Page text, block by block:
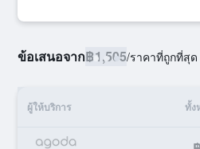
ข้อเสนอจาก฿1,505/ราคาที่ถูกที่สุ
ผู้ให้บริการ ทั้ง